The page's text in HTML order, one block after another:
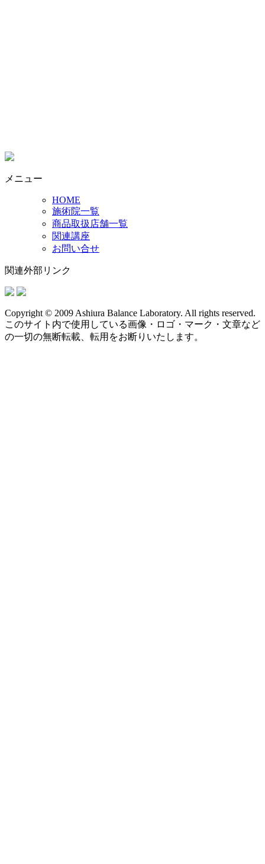
メニュー
HOME
施術院一覧
商品取扱店舗一覧
関連講座
お問い合せ
関連外部リンク
Copyright © 2009 Ashiura Balance Laboratory. All rights reserved.
このサイト内で使用している画像・ロゴ・マーク・文章など
の一切の無断転載、転用をお断りいたします。